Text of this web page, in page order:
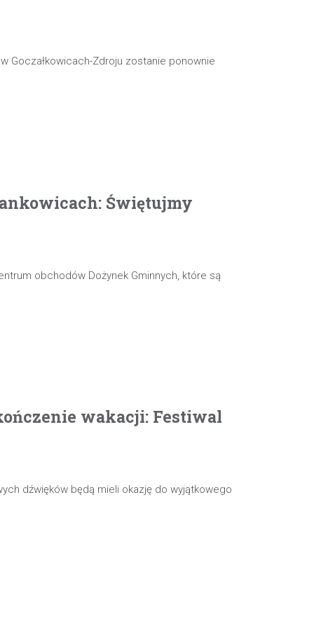
Goczałkowicach-Zdroju zostanie ponownie
Świętujmy
obchodów Dożynek Gminnych, które są
wakacji: Festiwal
dźwięków będą mieli okazję do wyjątkowego